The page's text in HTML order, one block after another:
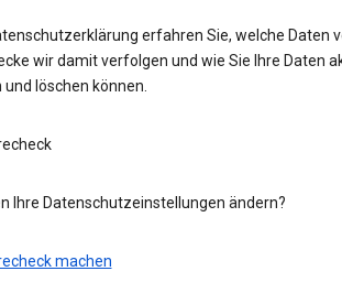
erfahren Sie, welche Daten
wir damit verfolgen und wie Sie Ihre Daten
löschen können.
Ihre Datenschutzeinstellungen ändern?
machen